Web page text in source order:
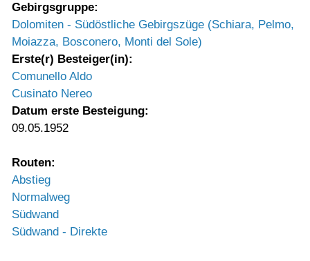
Gebirgsgruppe:
Dolomiten - Südöstliche Gebirgszüge (Schiara, Pelmo,
Moiazza, Bosconero, Monti del Sole)
Erste(r) Besteiger(in):
Comunello Aldo
Cusinato Nereo
Datum erste Besteigung:
09.05.1952
Routen:
Abstieg
Normalweg
Südwand
Südwand - Direkte